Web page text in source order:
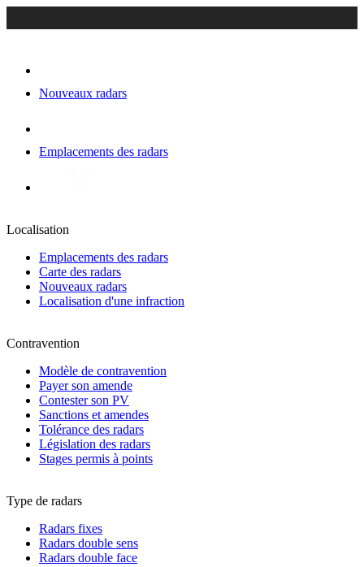
Nouveaux radars
Emplacements des radars
Localisation
Emplacements des radars
Carte des radars
Nouveaux radars
Localisation d'une infraction
Contravention
Modèle de contravention
Payer son amende
Contester son PV
Sanctions et amendes
Tolérance des radars
Législation des radars
Stages permis à points
Type de radars
Radars fixes
Radars double sens
Radars double face